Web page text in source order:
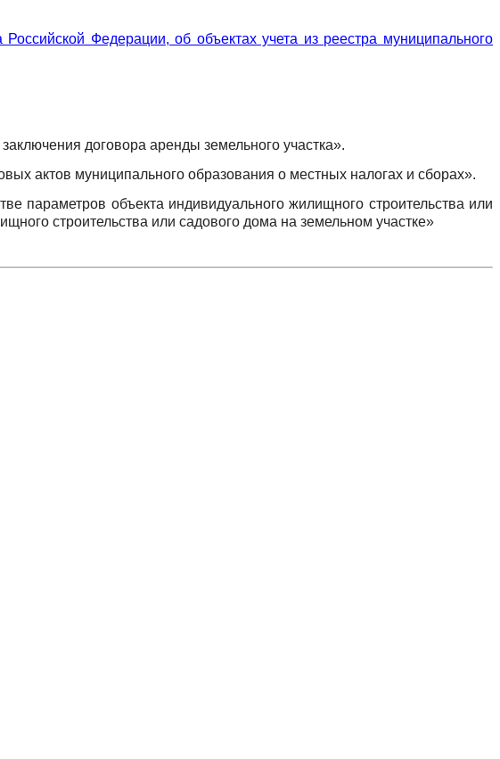
Федерации, об объектах учета из реестра муниципального
договора аренды земельного участка».
актов муниципального образования о местных налогах и сборах».
параметров объекта индивидуального жилищного строительства или
строительства или садового дома на земельном участке»